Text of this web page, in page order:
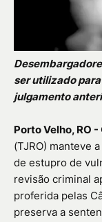
ser utilizado
julgamento
Porto Velho, RO -
(TJRO) manteve
de estupro de
revisão criminal
proferida pelas
preserva a